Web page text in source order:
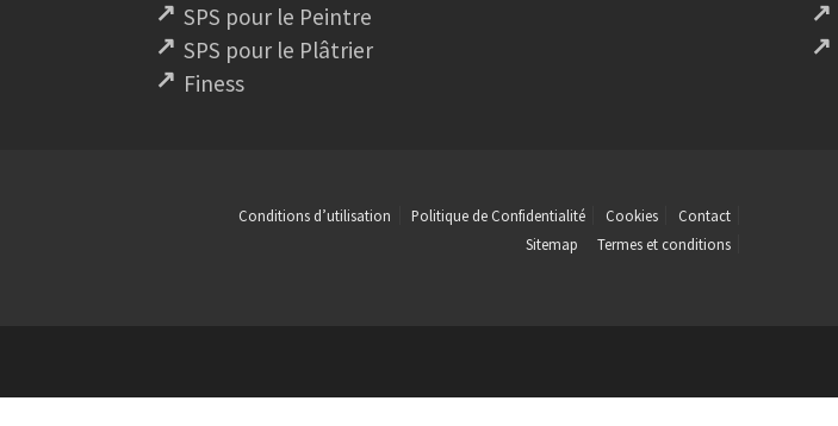
SPS pour le Peintre
SPS pour le Plâtrier
Finess
Contact
Cookies
Politique de Confidentialité
Conditions d’utilisation
Termes et conditions
Sitemap